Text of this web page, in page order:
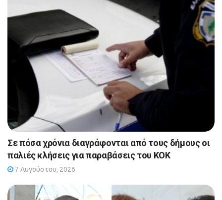
Σε πόσα χρόνια διαγράφονται από τους δήμους οι
παλιές κλήσεις για παραβάσεις του ΚΟΚ
7 Αυγούστου, 2026